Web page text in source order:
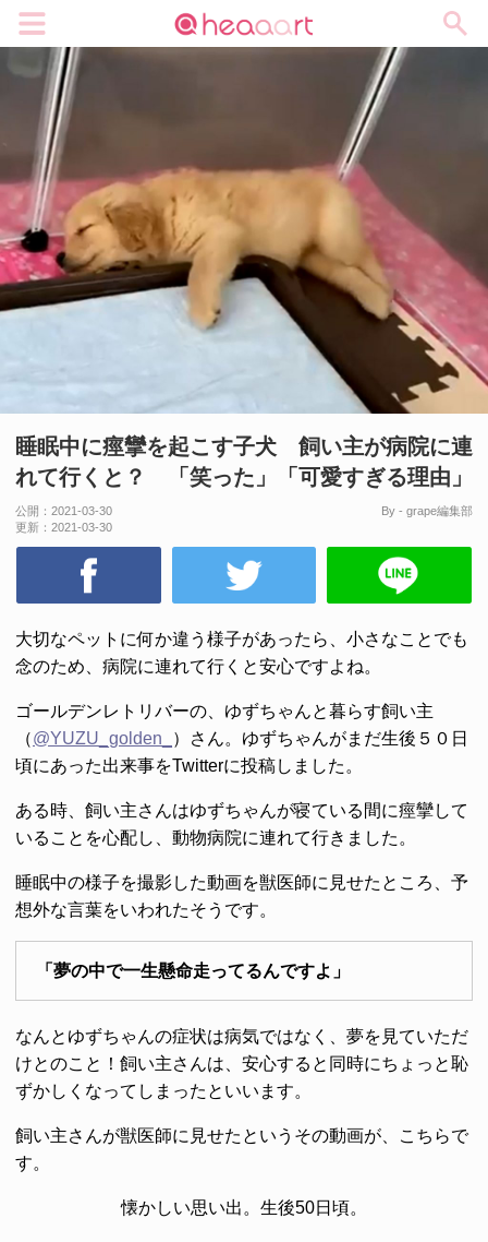
睡眠中に痙攣を起こす子犬 飼い主が病院に連
れて行くと？ 「笑った」「可愛すぎる理由」
公開： 2021-03-30
更新： 2021-03-30
By - grape編集部
大切なペットに何か違う様子があったら、小さなことでも
念のため、病院に連れて行くと安心ですよね。
ゴールデンレトリバーの、ゆずちゃんと暮らす飼い主
（@YUZU_golden_
）さん。ゆずちゃんがまだ生後５０日
頃にあった出来事をTwitterに投稿しました。
ある時、飼い主さんはゆずちゃんが寝ている間に痙攣して
いることを心配し、動物病院に連れて行きました。
睡眠中の様子を撮影した動画を獣医師に見せたところ、予
想外な言葉をいわれたそうです。
「夢の中で一生懸命走ってるんですよ」
なんとゆずちゃんの症状は病気ではなく、夢を見ていただ
けとのこと！飼い主さんは、安心すると同時にちょっと恥
ずかしくなってしまったといいます。
飼い主さんが獣医師に見せたというその動画が、こちらで
す。
懐かしい思い出。生後50日頃。